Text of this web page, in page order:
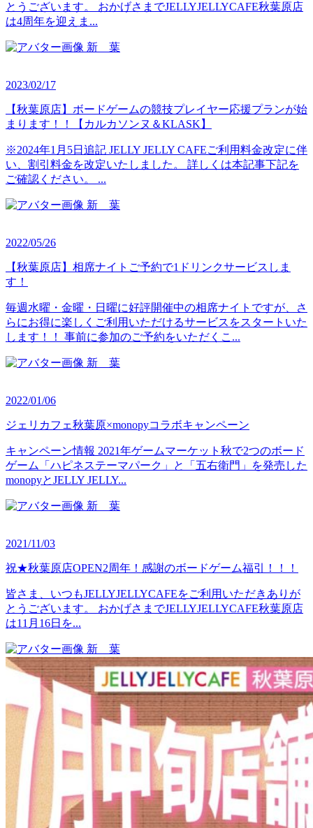
とうございます。 おかげさまでJELLYJELLYCAFE秋葉原店
は4周年を迎えま...
新 葉
2023/02/17
【秋葉原店】ボードゲームの競技プレイヤー応援プランが始
まります！！【カルカソンヌ＆KLASK】
※2024年1月5日追記 JELLY JELLY CAFEご利用料金改定に伴
い、割引料金を改定いたしました。 詳しくは本記事下記を
ご確認ください。 ...
新 葉
2022/05/26
【秋葉原店】相席ナイトご予約で1ドリンクサービスしま
す！
毎週水曜・金曜・日曜に好評開催中の相席ナイトですが、さ
らにお得に楽しくご利用いただけるサービスをスタートいた
します！！ 事前に参加のご予約をいただくこ...
新 葉
2022/01/06
ジェリカフェ秋葉原×monopyコラボキャンペーン
キャンペーン情報 2021年ゲームマーケット秋で2つのボード
ゲーム「ハピネステーマパーク」と「五右衛門」を発売した
monopyとJELLY JELLY...
新 葉
2021/11/03
祝★秋葉原店OPEN2周年！感謝のボードゲーム福引！！！
皆さま、いつもJELLYJELLYCAFEをご利用いただきありが
とうございます。 おかげさまでJELLYJELLYCAFE秋葉原店
は11月16日を...
新 葉